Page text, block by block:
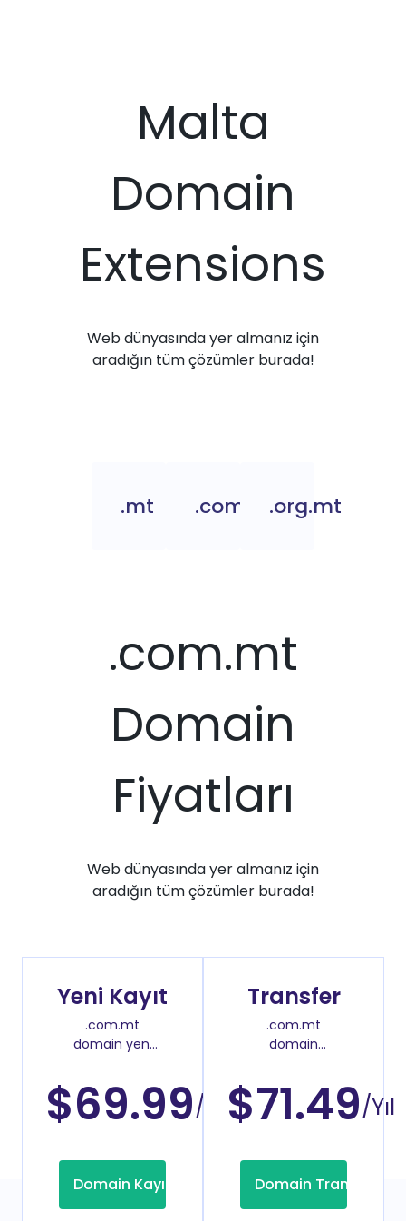
Malta
Domain
Extensions
Web dünyasında yer almanız için
aradığın tüm çözümler burada!
.mt .com.mt.org.mt
.com.mt
Domain
Fiyatları
Web dünyasında yer almanız için
aradığın tüm çözümler burada!
Yeni Kayıt
.com.mt
domain yeni
$69.99/Yıl
Domain Kayıt
Transfer
.com.mt
domain
$71.49/Yıl
Domain Transfer